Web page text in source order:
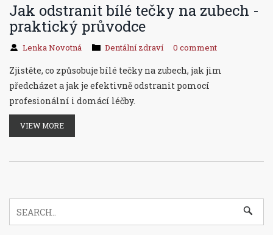
Jak odstranit bílé tečky na zubech -
praktický průvodce
Lenka Novotná Dentální zdraví 0 comment
Zjistěte, co způsobuje bílé tečky na zubech, jak jim
předcházet a jak je efektivně odstranit pomocí
profesionální i domácí léčby.
VIEW MORE